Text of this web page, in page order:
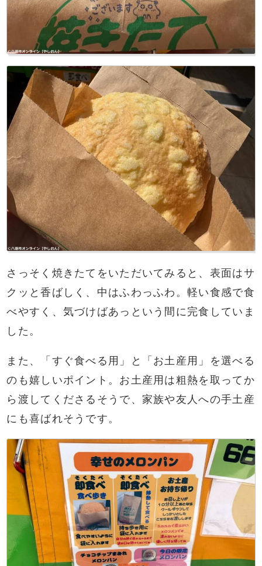
さっそく焼きたてをいただいてみると、表面はサ
クッと香ばしく、中はふわっふわ。軽い食感で食
べやすく、気づけばあっという間に完食していま
した。
また、「すぐ食べる用」と「お土産用」を選べる
のも嬉しいポイント。お土産用は粗熱を取ってか
ら渡してくださるそうで、家族や友人への手土産
にも喜ばれそうです。